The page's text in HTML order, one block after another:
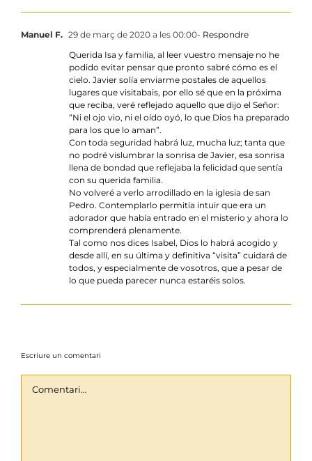
Manuel F. 29 de març de 2020 a les 00:00- Respondre
Querida Isa y familia, al leer vuestro mensaje no he
podido evitar pensar que pronto sabré cómo es el
cielo. Javier solía enviarme postales de aquellos
lugares que visitabais, por ello sé que en la próxima
que reciba, veré reflejado aquello que dijo el Señor:
“Ni el ojo vio, ni el oído oyó, lo que Dios ha preparado
para los que lo aman”.
Con toda seguridad habrá luz, mucha luz; tanta que
no podré vislumbrar la sonrisa de Javier, esa sonrisa
llena de bondad que reflejaba la felicidad que sentía
con su querida familia.
No volveré a verlo arrodillado en la iglesia de san
Pedro. Contemplarlo permitía intuir que era un
adorador que había entrado en el misterio y ahora lo
comprenderá plenamente.
Tal como nos dices Isabel, Dios lo habrá acogido y
desde allí, en su última y definitiva “visita” cuidará de
todos, y especialmente de vosotros, que a pesar de
lo que pueda parecer nunca estaréis solos.
Escriure un comentari